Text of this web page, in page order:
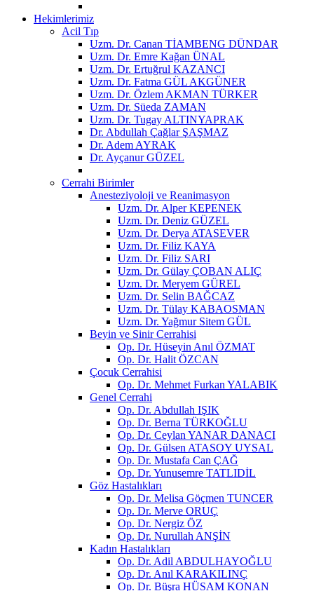
Hekimlerimiz
Acil Tıp
Uzm. Dr. Canan TİAMBENG DÜNDAR
Uzm. Dr. Emre Kağan ÜNAL
Uzm. Dr. Ertuğrul KAZANCI
Uzm. Dr. Fatma GÜL AKGÜNER
Uzm. Dr. Özlem AKMAN TÜRKER
Uzm. Dr. Süeda ZAMAN
Uzm. Dr. Tugay ALTINYAPRAK
Dr. Abdullah Çağlar ŞAŞMAZ
Dr. Adem AYRAK
Dr. Ayçanur GÜZEL
Cerrahi Birimler
Anesteziyoloji ve Reanimasyon
Uzm. Dr. Alper KEPENEK
Uzm. Dr. Deniz GÜZEL
Uzm. Dr. Derya ATASEVER
Uzm. Dr. Filiz KAYA
Uzm. Dr. Filiz SARI
Uzm. Dr. Gülay ÇOBAN ALIÇ
Uzm. Dr. Meryem GÜREL
Uzm. Dr. Selin BAĞCAZ
Uzm. Dr. Tülay KABAOSMAN
Uzm. Dr. Yağmur Sitem GÜL
Beyin ve Sinir Cerrahisi
Op. Dr. Hüseyin Anıl ÖZMAT
Op. Dr. Halit ÖZCAN
Çocuk Cerrahisi
Op. Dr. Mehmet Furkan YALABIK
Genel Cerrahi
Op. Dr. Abdullah IŞIK
Op. Dr. Berna TÜRKOĞLU
Op. Dr. Ceylan YANAR DANACI
Op. Dr. Gülsen ATASOY UYSAL
Op. Dr. Mustafa Can ÇAĞ
Op. Dr. Yunusemre TATLIDİL
Göz Hastalıkları
Op. Dr. Melisa Göçmen TUNCER
Op. Dr. Merve ORUÇ
Op. Dr. Nergiz ÖZ
Op. Dr. Nurullah ANŞİN
Kadın Hastalıkları
Op. Dr. Adil ABDULHAYOĞLU
Op. Dr. Anıl KARAKILINÇ
Op. Dr. Büşra HÜSAM KONAN